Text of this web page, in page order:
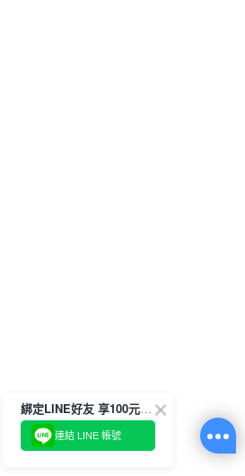
綁定LINE好友 享100元折價券
連結 LINE 帳號